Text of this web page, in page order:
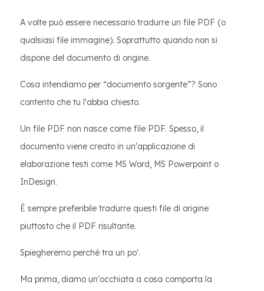
A volte può essere necessario tradurre un file PDF (o
qualsiasi file immagine). Soprattutto quando non si
dispone del documento di origine.
Cosa intendiamo per “documento sorgente”? Sono
contento che tu l'abbia chiesto.
Un file PDF non nasce come file PDF. Spesso, il
documento viene creato in un'applicazione di
elaborazione testi come MS Word, MS Powerpoint o
InDesign.
È sempre preferibile tradurre questi file di origine
piuttosto che il PDF risultante.
Spiegheremo perché tra un po'.
Ma prima, diamo un'occhiata a cosa comporta la